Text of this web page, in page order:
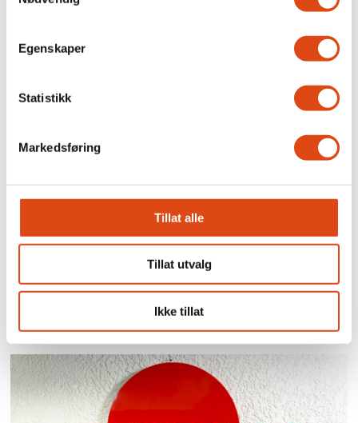
Egenskaper
Statistikk
Markedsføring
Tillat alle
Tillat utvalg
Ikke tillat
Fremskrittspartiet åpner
for å dele opp Nav
Nav anmeldte
trygdesvindel for 86
millioner kroner